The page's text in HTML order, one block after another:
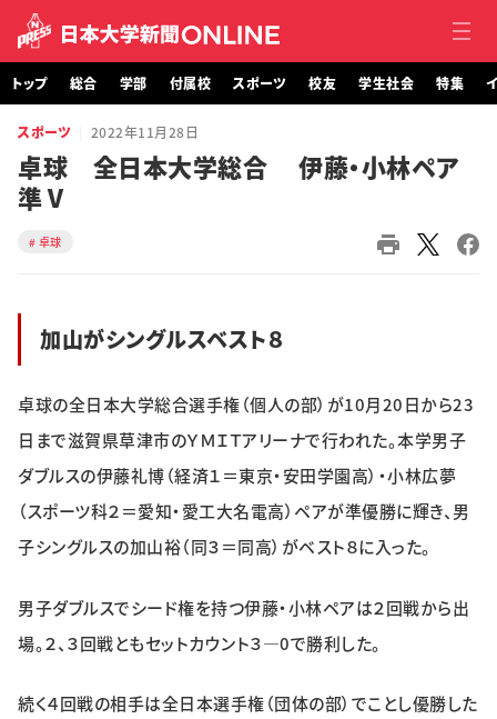
トップ
総合
学部・大学院
校友
学生社会
特集・企画
トップ 総合 学部 付属校 スポーツ 校友 学生社会 特集
スポーツ 2022年11月28日
卓球 全日本大学総合 伊藤・小林ペア
準Ⅴ
卓球
加山がシングルスベスト８
卓球の全日本大学総合選手権（個人の部）が10月20日から23
日まで滋賀県草津市のＹＭＩＴアリーナで行われた。本学男子
ダブルスの伊藤礼博（経済１＝東京・安田学園高）・小林広夢
（スポーツ科２＝愛知・愛工大名電高）ペアが準優勝に輝き、男
子シングルスの加山裕（同３＝同高）がベスト８に入った。
男子ダブルスでシード権を持つ伊藤・小林ペアは２回戦から出
場。２、３回戦ともセットカウント３―0で勝利した。
続く４回戦の相手は全日本選手権（団体の部）でことし優勝した